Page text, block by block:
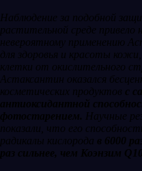
Наблюдение за подобной
растительной среде привело
невероятному применению
для здоровья и красоты
клетки от окислительного
Астаксантин оказался
косметических продуктов с
антиоксидантной
фотостарением. Научные
показали, что его
радикалы кислорода в 6000
раз сильнее, чем Коэнзим